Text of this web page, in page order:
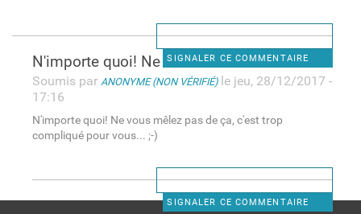
SIGNALER CE COMMENTAIRE
N'importe quoi! Ne vous mêlez
Soumis par ANONYME (NON VÉRIFIÉ)le jeu, 28/12/2017 -
17:16
N'importe quoi! Ne vous mêlez pas de ça, c'est trop
compliqué pour vous... ;-)
SIGNALER CE COMMENTAIRE